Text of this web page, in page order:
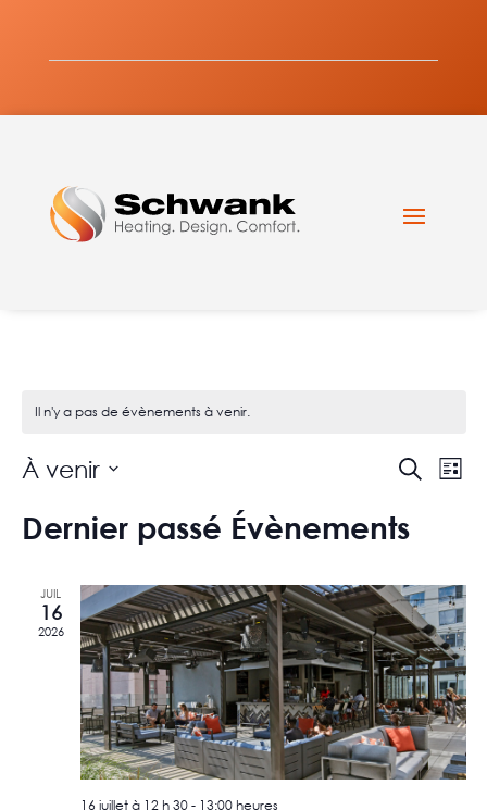
Il n'y a pas de évènements à venir.
pour
les
et
les
vues
Liste
À venir
la
Dernier passé Évènements
JUIL
16
2026
16 juillet à 12 h 30- 13:00 heures